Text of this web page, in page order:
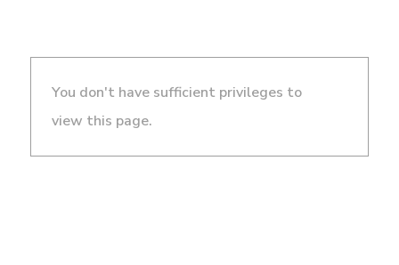
You don't have sufficient privileges to
view this page.